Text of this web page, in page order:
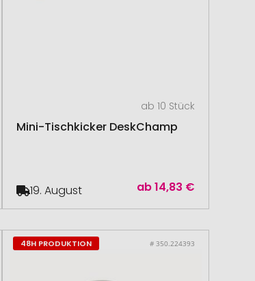
ab 10 Stück
Mini-Tischkicker DeskChamp
ab14,83 €
19. August
48H PRODUKTION # 350.224393